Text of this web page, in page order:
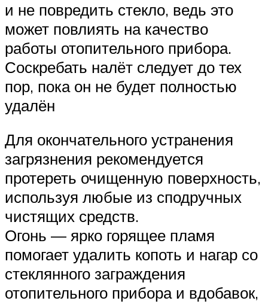
и не повредить стекло, ведь это
может повлиять на качество
работы отопительного прибора.
Соскребать налёт следует до тех
пор, пока он не будет полностью
удалён
Для окончательного устранения
загрязнения рекомендуется
протереть очищенную поверхность,
используя любые из сподручных
чистящих средств.
Огонь — ярко горящее пламя
помогает удалить копоть и нагар со
стеклянного заграждения
отопительного прибора и вдобавок,